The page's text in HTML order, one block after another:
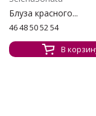
Блуза красного...
46 48 50 52 54
В